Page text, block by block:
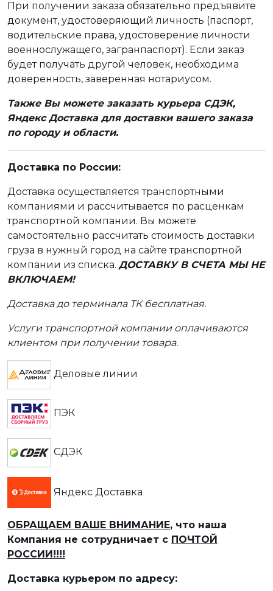
При получении заказа обязательно предъявите
документ, удостоверяющий личность (паспорт,
водительские права, удостоверение личности
военнослужащего, загранпаспорт). Если заказ
будет получать другой человек, необходима
доверенность, заверенная нотариусом.
Также Вы можете заказать курьера СДЭК,
Яндекс Доставка для доставки вашего заказа
по городу и области.
Доставка по России:
Доставка осуществляется транспортными
компаниями и рассчитывается по расценкам
транспортной компании. Вы можете
самостоятельно рассчитать стоимость доставки
груза в нужный город на сайте транспортной
компании из списка. ДОСТАВКУ В СЧЕТА МЫ НЕ
ВКЛЮЧАЕМ!
Доставка до терминала ТК бесплатная.
Услуги транспортной компании оплачиваются
клиентом при получении товара.
Деловые линии
ПЭК
СДЭК
Яндекс Доставка
ОБРАЩАЕМ ВАШЕ ВНИМАНИЕ, что наша
Компания не сотрудничает с ПОЧТОЙ
РОССИИ!!!!
Доставка курьером по адресу: